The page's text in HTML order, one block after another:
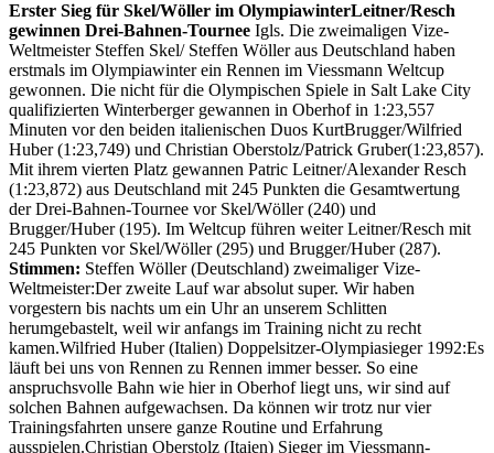
Erster Sieg für Skel/Wöller im OlympiawinterLeitner/Resch
gewinnen Drei-Bahnen-Tournee Igls. Die zweimaligen Vize-
Weltmeister Steffen Skel/ Steffen Wöller aus Deutschland haben
erstmals im Olympiawinter ein Rennen im Viessmann Weltcup
gewonnen. Die nicht für die Olympischen Spiele in Salt Lake City
qualifizierten Winterberger gewannen in Oberhof in 1:23,557
Minuten vor den beiden italienischen Duos KurtBrugger/Wilfried
Huber (1:23,749) und Christian Oberstolz/Patrick Gruber(1:23,857).
Mit ihrem vierten Platz gewannen Patric Leitner/Alexander Resch
(1:23,872) aus Deutschland mit 245 Punkten die Gesamtwertung
der Drei-Bahnen-Tournee vor Skel/Wöller (240) und
Brugger/Huber (195). Im Weltcup führen weiter Leitner/Resch mit
245 Punkten vor Skel/Wöller (295) und Brugger/Huber (287).
Stimmen: Steffen Wöller (Deutschland) zweimaliger Vize-
Weltmeister:Der zweite Lauf war absolut super. Wir haben
vorgestern bis nachts um ein Uhr an unserem Schlitten
herumgebastelt, weil wir anfangs im Training nicht zu recht
kamen.Wilfried Huber (Italien) Doppelsitzer-Olympiasieger 1992:Es
läuft bei uns von Rennen zu Rennen immer besser. So eine
anspruchsvolle Bahn wie hier in Oberhof liegt uns, wir sind auf
solchen Bahnen aufgewachsen. Da können wir trotz nur vier
Trainingsfahrten unsere ganze Routine und Erfahrung
ausspielen.Christian Oberstolz (Itaien) Sieger im Viessmann-